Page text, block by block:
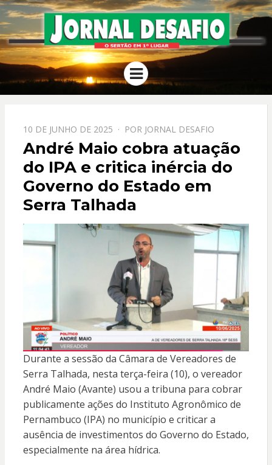
JORNAL
DESAFIO
O Sertão em 1º Lugar
Menu
PPOSTADO
EM
10 DE JUNHO DE 2025 POR JORNAL DESAFIO
André Maio cobra atuação
do IPA e critica inércia do
Governo do Estado em
Serra Talhada
Durante a sessão da Câmara de Vereadores de
Serra Talhada, nesta terça-feira (10), o vereador
André Maio (Avante) usou a tribuna para cobrar
publicamente ações do Instituto Agronômico de
Pernambuco (IPA) no município e criticar a
ausência de investimentos do Governo do Estado,
especialmente na área hídrica.